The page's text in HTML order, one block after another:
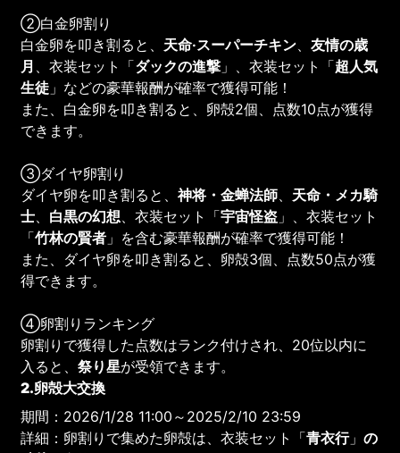
②白金卵割り
白金卵を叩き割ると、 天命·スーパーチキン 、友情の歳
月
、衣装セット「ダックの進撃 」、衣装セット「超人気
生徒 」などの豪華報酬が確率で獲得可能！
また、白金卵を叩き割ると、卵殻2個、点数10点が獲得
できます。
③ダイヤ卵割り
ダイヤ卵を叩き割ると、神将・金蝉法師
天命・メカ騎
士
白黒の幻想 、衣装セット「宇宙怪盗 」、衣装セット
「竹林の賢者 」を含む豪華報酬が確率で獲得可能！
また、ダイヤ卵を叩き割ると、卵殻3個、点数50点が獲
得できます。
④卵割りランキング
卵割りで獲得した点数はランク付けされ、20位以内に
入ると、祭り星が受領できます。
2.卵殻大交換
期間：2026/1/28 11:00～2025/2/10 23:59
詳細：卵割りで集めた卵殻は、衣装セット「青衣行」の